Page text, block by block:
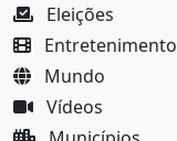
Eleições
Entretenimento
Mundo
Vídeos